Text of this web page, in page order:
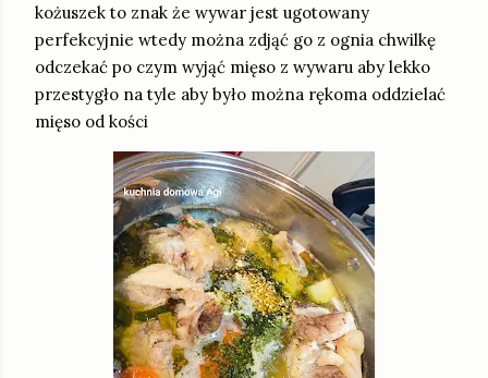
kożuszek to znak że wywar jest ugotowany
perfekcyjnie wtedy można zdjąć go z ognia chwilkę
odczekać po czym wyjąć mięso z wywaru aby lekko
przestygło na tyle aby było można rękoma oddzielać
mięso od kości